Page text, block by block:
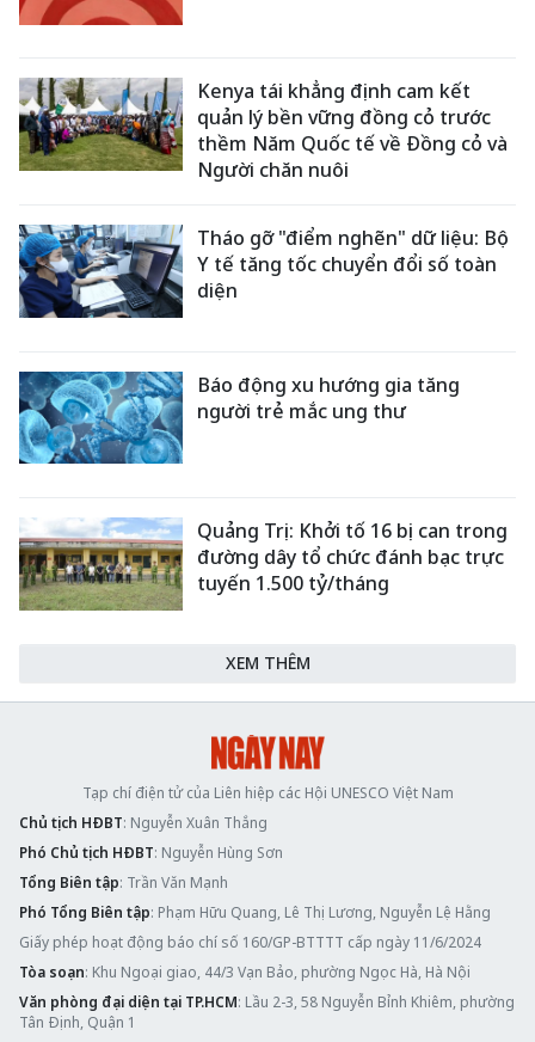
Kenya tái khẳng định cam kết
quản lý bền vững đồng cỏ trước
thềm Năm Quốc tế về Đồng cỏ và
Người chăn nuôi
Tháo gỡ "điểm nghẽn" dữ liệu: Bộ
Y tế tăng tốc chuyển đổi số toàn
diện
Báo động xu hướng gia tăng
người trẻ mắc ung thư
Quảng Trị: Khởi tố 16 bị can trong
đường dây tổ chức đánh bạc trực
tuyến 1.500 tỷ/tháng
XEM THÊM
Tạp chí điện tử của Liên hiệp các Hội UNESCO Việt Nam
Chủ tịch HĐBT: Nguyễn Xuân Thắng
Phó Chủ tịch HĐBT: Nguyễn Hùng Sơn
Tổng Biên tập: Trần Văn Mạnh
Phó Tổng Biên tập: Phạm Hữu Quang, Lê Thị Lương, Nguyễn Lệ Hằng
Giấy phép hoạt động báo chí số 160/GP-BTTTT cấp ngày 11/6/2024
Tòa soạn: Khu Ngoại giao, 44/3 Vạn Bảo, phường Ngọc Hà, Hà Nội
Văn phòng đại diện tại TP.HCM: Lầu 2-3, 58 Nguyễn Bỉnh Khiêm, phường
Tân Định, Quận 1